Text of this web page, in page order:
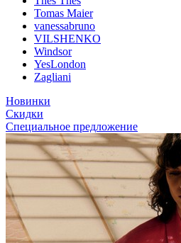
Tomas Maier
vanessabruno
VILSHENKO
Windsor
YesLondon
Zagliani
Новинки
Скидки
Специальное предложение